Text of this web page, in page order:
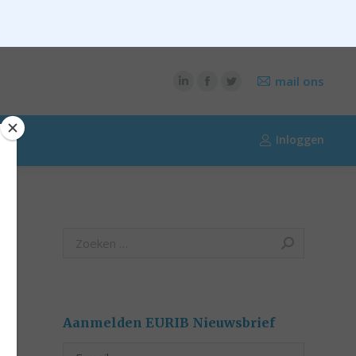
mail ons
Inloggen
Search:
Aanmelden EURIB Nieuwsbrief